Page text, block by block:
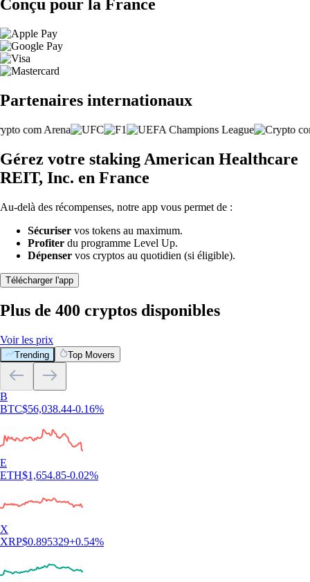
Conçu pour la France
Partenaires internationaux
Gérez votre staking American Healthcare
REIT, Inc. en France
Au-delà des récompenses, notre app vous permet de :
Sécuriser vos tokens au maximum.
Profiter du programme Level Up.
Dépenser vos cryptos au quotidien (si éligible).
Télécharger l'app
Plus de 400 cryptos disponibles
Voir les prix
Trending Top Movers
B
BTC$56,038.44-0.16%
E
ETH$1,654.85-0.02%
X
XRP$0.895329+0.54%